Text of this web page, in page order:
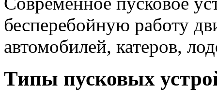
бесперебойную работу
автомобилей, катеров,
Типы пусковых